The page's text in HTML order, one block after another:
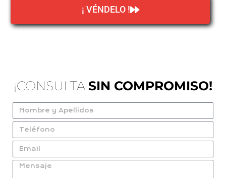
¡ VÉNDELO !
¡CONSULTA SIN COMPROMISO!